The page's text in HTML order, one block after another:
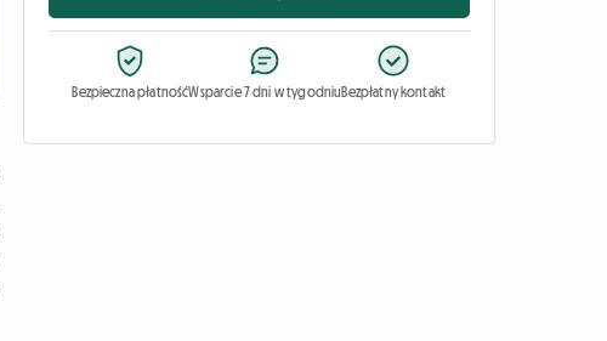
Bezpieczna płatnośćWsparcie 7 dni w tygodniuBezpłatny kontakt